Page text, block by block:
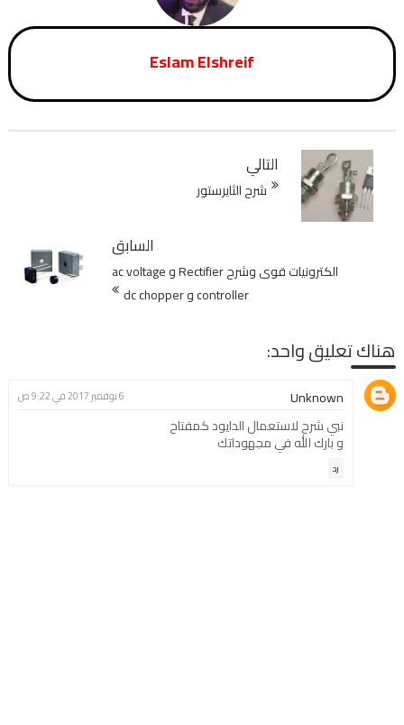
Eslam Elshreif
التالي
شرح الثايرستور
السابق
الكترونيات قوى وشرح Rectifier و ac voltage
controller و dc chopper
هناك تعليق واحد:
Unknown 6 نوفمبر 2017 في 9:22 ص
نبي شرح لاستعمال الدايود كمفتاح
و بارك الله في مجهوداتك
رد